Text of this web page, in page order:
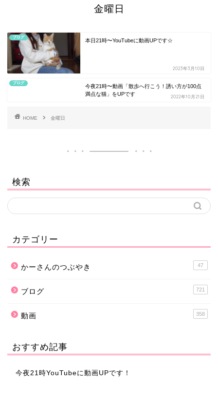
金曜日
ブログ
本日21時〜YouTubeに動画UPです☆
2023年3月10日
ブログ
今夜21時〜動画「散歩へ行こう！誘い方が100点
満点な猫」をUPです
2022年10月21日
HOME 金曜日
検索
カテゴリー
かーさんのつぶやき 47
ブログ 721
動画 358
おすすめ記事
今夜21時YouTubeに動画UPです！